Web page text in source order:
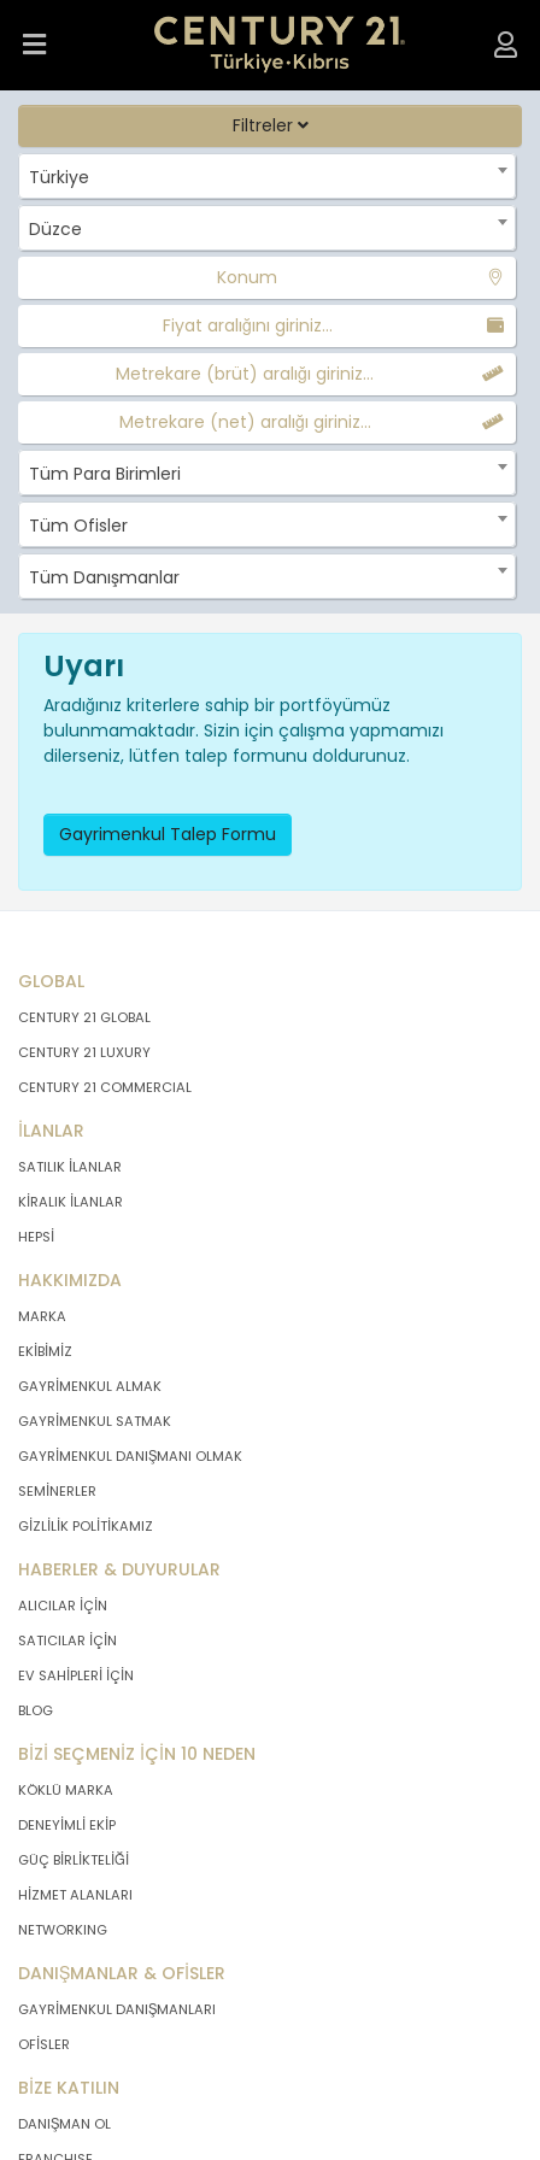
Filtreler
Türkiye
Düzce
Konum
Fiyat aralığını giriniz...
Metrekare (brüt) aralığı giriniz...
Metrekare (net) aralığı giriniz...
Tüm Para Birimleri
Tüm Ofisler
Tüm Danışmanlar
Uyarı
Aradığınız kriterlere sahip bir portföyümüz
bulunmamaktadır. Sizin için çalışma yapmamızı
dilerseniz, lütfen talep formunu doldurunuz.
Gayrimenkul Talep Formu
GLOBAL
CENTURY 21 GLOBAL
CENTURY 21 LUXURY
CENTURY 21 COMMERCIAL
İLANLAR
SATILIK İLANLAR
KİRALIK İLANLAR
HEPSİ
HAKKIMIZDA
MARKA
EKİBİMİZ
GAYRİMENKUL ALMAK
GAYRİMENKUL SATMAK
GAYRİMENKUL DANIŞMANI OLMAK
SEMİNERLER
GİZLİLİK POLİTİKAMIZ
HABERLER & DUYURULAR
ALICILAR İÇİN
SATICILAR İÇİN
EV SAHİPLERİ İÇİN
BLOG
BİZİ SEÇMENİZ İÇİN 10 NEDEN
KÖKLÜ MARKA
DENEYİMLİ EKİP
GÜÇ BİRLİKTELİĞİ
HİZMET ALANLARI
NETWORKING
DANIŞMANLAR & OFİSLER
GAYRİMENKUL DANIŞMANLARI
OFİSLER
BİZE KATILIN
DANIŞMAN OL